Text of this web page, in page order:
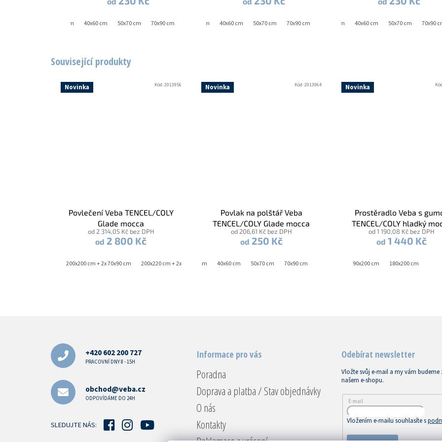
Související produkty
Novinka
Povlečení Veba TENCEL/COLY
Glade mocca
od 2 314,05 Kč bez DPH
od 2 800 Kč
200x200 cm + 2x 70x90 cm 200x220 cm + 2x 70x90 cm 240x220 cm + 2x 70x90 cm
Kód:2013956 Novinka
Povlak na polštář Veba
TENCEL/COLY Glade mocca
od 206,61 Kč bez DPH
od 250 Kč
40x40 cm 40x60 cm 50x70 cm 70x90 cm
Kód:2013964 Novinka
Prostěradlo Veba s
TENCEL/COLY hladký
od 1 190,08 Kč bez DPH
od 1 440 Kč
90x200 cm 180x200 cm
40x40 cm 40x60 cm 50x70 cm 70x90 cm 40x40 cm 40x60 cm 50x70 cm 70x90 cm 40x40 cm 40x60 cm 50x70 cm 70x90
+420 602 200 727
PRACOVNÍ DNY 8 - 15H
obchod@veba.cz
ODPOVÍDÁME DO 24H
SLEDUJTE NÁS:
Informace pro vás
Poradna
Doprava a platba / Stav objednávky
O nás
Kontakty
Odebírat newsletter
Vložte svůj e-mail a my vám
našem e-shopu.
E-mail
Vložením e-mailu souhlasíte s